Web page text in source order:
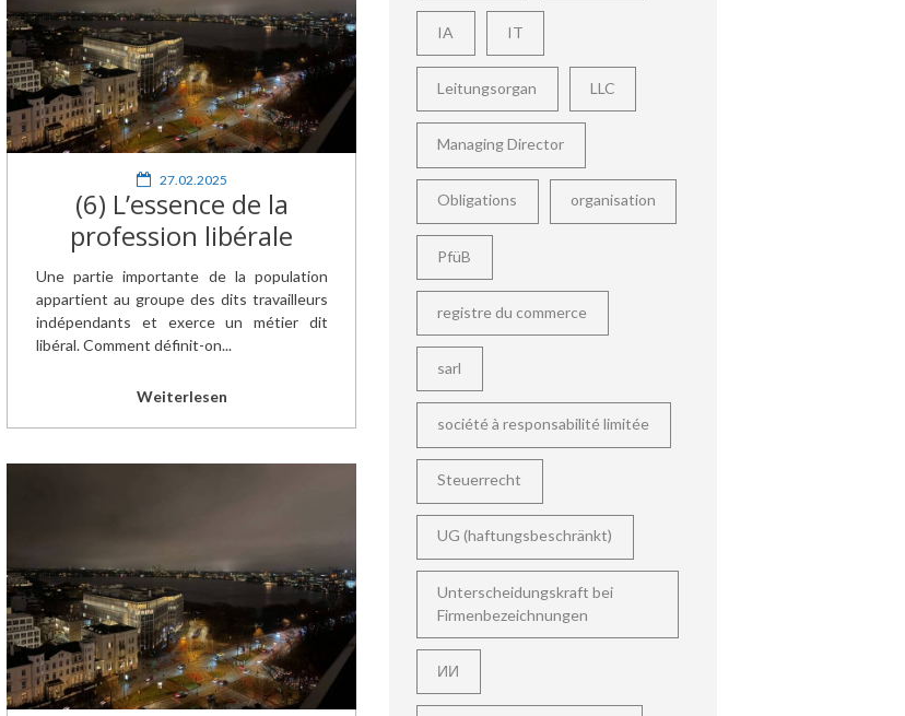
27.02.2025
(6) L’essence de la
profession libérale
Une partie importante de la population
appartient au groupe des dits travailleurs
indépendants et exerce un métier dit
libéral. Comment définit-on...
Weiterlesen
IA IT
Leitungsorgan LLC
Managing Director
Obligations organisation
PfüB
registre du commerce
sarl
société à responsabilité limitée
Steuerrecht
UG (haftungsbeschränkt)
Unterscheidungskraft bei
Firmenbezeichnungen
ИИ